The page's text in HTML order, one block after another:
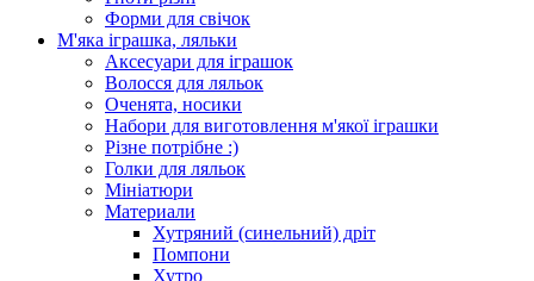
Форми для свічок
М'яка іграшка, ляльки
Аксесуари для іграшок
Волосся для ляльок
Оченята, носики
Набори для виготовлення м'якої іграшки
Різне потрібне :)
Голки для ляльок
Мініатюри
Материали
Хутряний (синельний) дріт
Помпони
Хутро